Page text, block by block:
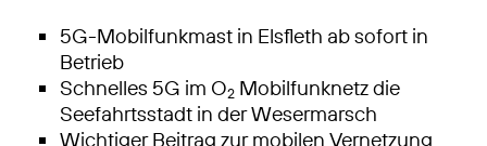
5G-Mobilfunkmast in Elsfleth ab sofort in
Betrieb
Schnelles 5G im O2 Mobilfunknetz die
Seefahrtsstadt in der Wesermarsch
Wichtiger Beitrag zur mobilen Vernetzung